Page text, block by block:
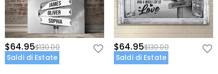
$64.95$130.00
Saldi di Estate
$64.95$130.00
Saldi di Estate